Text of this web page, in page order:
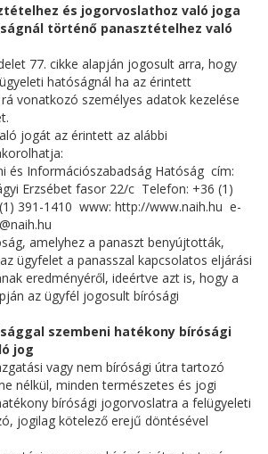
és jogorvoslathoz való joga
történő panasztételhez való
77. cikke alapján jogosult arra, hogy
hatóságnál ha az érintett
vonatkozó személyes adatok kezelése
jogát az érintett az alábbi
és Információszabadság Hatóság cím:
Erzsébet fasor 22/c Telefon: +36 (1)
391-1410 www: http://www.naih.hu e-
amelyhez a panaszt benyújtották,
ügyfelet a panasszal kapcsolatos eljárási
eredményéről, ideértve azt is, hogy a
az ügyfél jogosult bírósági
szembeni hatékony bírósági
jog
vagy nem bírósági útra tartozó
nélkül, minden természetes és jogi
bírósági jogorvoslatra a felügyeleti
jogilag kötelező erejű döntésével